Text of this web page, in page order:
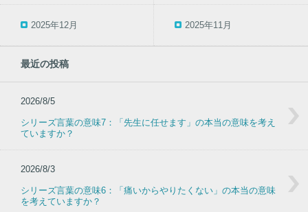
2025年12月 2025年11月
最近の投稿
2026/8/5
シリーズ言葉の意味7：「先生に任せます」の本当の意味を考え
ていますか？
2026/8/3
シリーズ言葉の意味6：「痛いからやりたくない」の本当の意味
を考えていますか？